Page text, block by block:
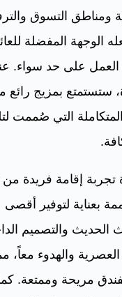
ومناطق التسوق
الوجهة المفضلة
على حد سواء.
ستستمتع بمزيج رائع
التي صُممت
تجربة إقامة فريدة من
بعناية لتوفير أقصى
الحديث والتصميم
والهدوء معاً،
مريحة وممتعة.